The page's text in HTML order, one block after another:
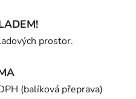
prostor.
(balíková přeprava)